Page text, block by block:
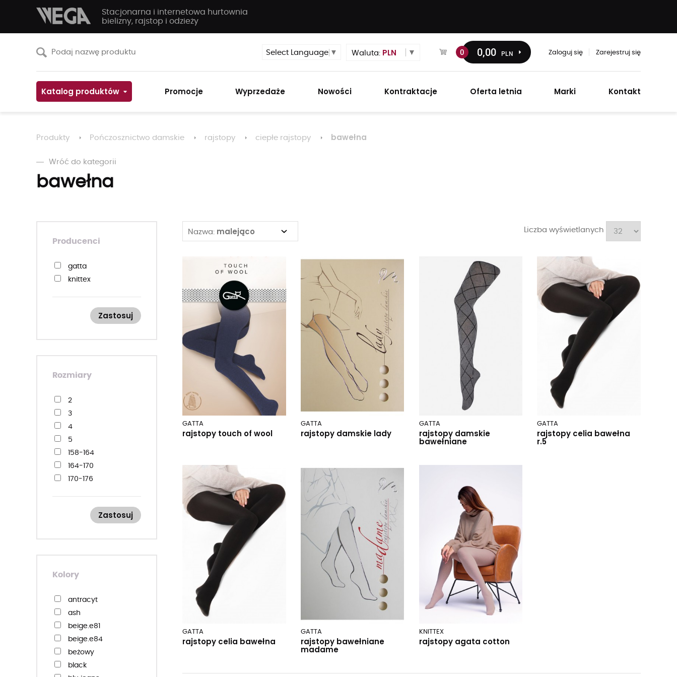
Stacjonarna i internetowa hurtownia
bielizny, rajstop i odzieży
Select Language ▼ Waluta: PLN 0 0,00 PLN Zaloguj się Zarejestruj się
Katalog produktów Promocje Wyprzedaże Nowości Kontraktacje Oferta letnia Marki Kontakt
Produkty Pończosznictwo damskie rajstopy ciepłe rajstopy bawełna
Wróć do kategorii
bawełna
Producenci
gatta
knittex
Zastosuj
Rozmiary
2
3
4
5
158-164
164-170
170-176
Zastosuj
Kolory
antracyt
ash
beige.e81
beige.e84
beżowy
black
Nazwa: malejąco Liczba wyświetlanych
GATTA
rajstopy touch of wool
GATTA
rajstopy damskie lady
GATTA
rajstopy damskie
bawełniane
GATTA
rajstopy celia bawełna
r.5
GATTA
rajstopy celia bawełna
GATTA
rajstopy bawełniane
madame
KNITTEX
rajstopy agata cotton